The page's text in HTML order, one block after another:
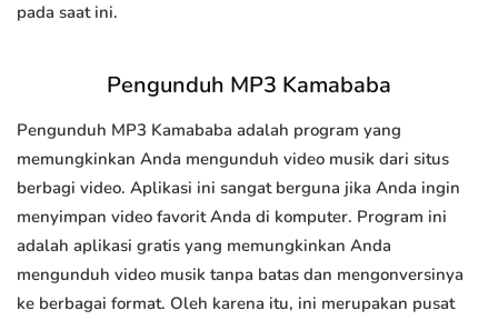
pada saat ini.
Pengunduh MP3 Kamababa
Pengunduh MP3 Kamababa adalah program yang
memungkinkan Anda mengunduh video musik dari situs
berbagi video. Aplikasi ini sangat berguna jika Anda ingin
menyimpan video favorit Anda di komputer. Program ini
adalah aplikasi gratis yang memungkinkan Anda
mengunduh video musik tanpa batas dan mengonversinya
ke berbagai format. Oleh karena itu, ini merupakan pusat